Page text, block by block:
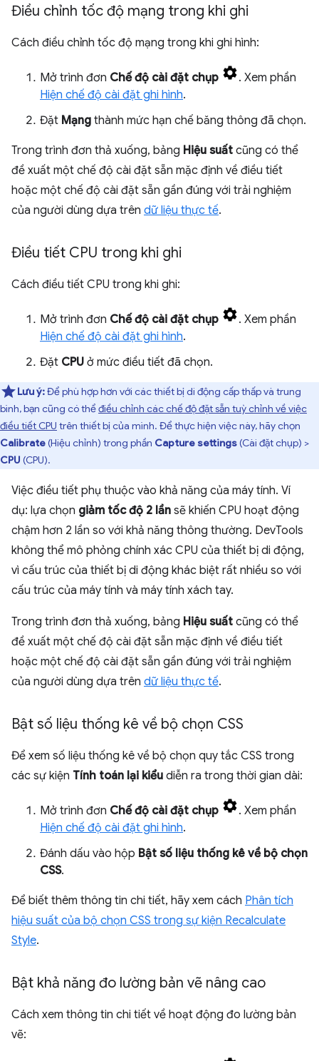
Điều chỉnh tốc độ mạng trong khi ghi
Cách điều chỉnh tốc độ mạng trong khi ghi hình:
Mở trình đơn Chế độ cài đặt chụp
. Xem phần
Hiện chế độ cài đặt ghi hình.
Đặt Mạng thành mức hạn chế băng thông đã chọn.
Trong trình đơn thả xuống, bảng Hiệu suất cũng có thể
đề xuất một chế độ cài đặt sẵn mặc định về điều tiết
hoặc một chế độ cài đặt sẵn gần đúng với trải nghiệm
của người dùng dựa trên dữ liệu thực tế.
Điều tiết CPU trong khi ghi
Cách điều tiết CPU trong khi ghi:
Mở trình đơn Chế độ cài đặt chụp
. Xem phần
Hiện chế độ cài đặt ghi hình.
Đặt CPU ở mức điều tiết đã chọn.
Lưu ý:Để phù hợp hơn với các thiết bị di động cấp thấp và trung
bình, bạn cũng có thểđiều chỉnh các chế độ đặt sẵn tuỳ chỉnh về việc
điều tiết CPU trên thiết bị của mình. Để thực hiện việc này, hãy chọn
Calibrate(Hiệu chỉnh) trong phần Capture settings(Cài đặt chụp) >
CPU (CPU).
Việc điều tiết phụ thuộc vào khả năng của máy tính. Ví
dụ: lựa chọn giảm tốc độ 2 lần sẽ khiến CPU hoạt động
chậm hơn 2 lần so với khả năng thông thường. DevTools
không thể mô phỏng chính xác CPU của thiết bị di động,
vì cấu trúc của thiết bị di động khác biệt rất nhiều so với
cấu trúc của máy tính và máy tính xách tay.
Trong trình đơn thả xuống, bảng Hiệu suất cũng có thể
đề xuất một chế độ cài đặt sẵn mặc định về điều tiết
hoặc một chế độ cài đặt sẵn gần đúng với trải nghiệm
của người dùng dựa trên dữ liệu thực tế.
Bật số liệu thống kê về bộ chọn CSS
Để xem số liệu thống kê về bộ chọn quy tắc CSS trong
các sự kiện Tính toán lại kiểu diễn ra trong thời gian dài:
Mở trình đơn Chế độ cài đặt chụp
. Xem phần
Hiện chế độ cài đặt ghi hình.
Đánh dấu vào hộp Bật số liệu thống kê về bộ chọn
CSS.
Để biết thêm thông tin chi tiết, hãy xem cách Phân tích
hiệu suất của bộ chọn CSS trong sự kiện Recalculate
Style.
Bật khả năng đo lường bản vẽ nâng cao
Cách xem thông tin chi tiết về hoạt động đo lường bản
vẽ: